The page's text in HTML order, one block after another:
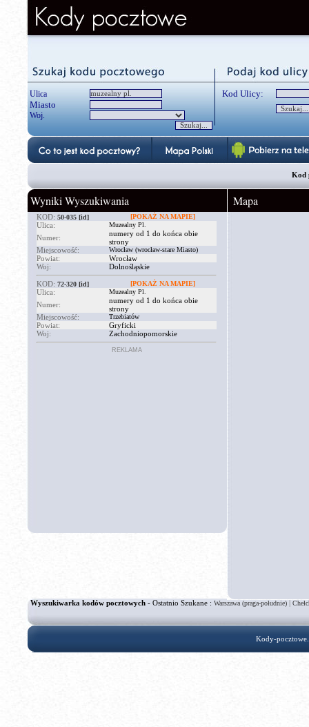
Ulica
Miasto
Woj.
Kod Ulicy:
Kod
Wyniki Wyszukiwania
KOD: 50-035 [id] [POKAŻ NA MAPIE]
Ulica: Muzealny Pl.
Numer:
numery od 1 do końca obie
strony
Miejscowość:
Wrocław (wrocław-stare Miasto)
Powiat:
Wrocław
Woj:
Dolnośląskie
KOD: 72-320 [id] [POKAŻ NA MAPIE]
Ulica: Muzealny Pl.
Numer:
numery od 1 do końca obie
strony
Miejscowość:
Trzebiatów
Powiat:
Gryficki
Woj:
Zachodniopomorskie
REKLAMA
Mapa
Wyszukiwarka kodów pocztowych - Ostatnio Szukane : Warszawa (praga-południe)|
Kody-